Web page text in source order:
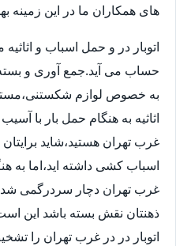
های همکاران ما در این زمینه
اتوبار در و حمل اسباب و
حساب می آید.جمع آوری و
به خصوص لوازم
اثاثیه به هنگام حمل بار با
غرب تهران هستید،شاید
اسباب کشی داشته اید،اما به
غرب تهران دچار سردرگمی
ذهنتان نقش بسته باشد این
اتوبار در در غرب تهران را